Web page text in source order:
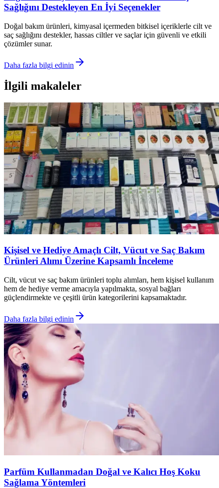
Sağlığını Destekleyen En İyi Seçenekler
Doğal bakım ürünleri, kimyasal içermeden bitkisel içeriklerle cilt ve
saç sağlığını destekler, hassas ciltler ve saçlar için güvenli ve etkili
çözümler sunar.
Daha fazla bilgi edinin
İlgili makaleler
Kişisel ve Hediye Amaçlı Cilt, Vücut ve Saç Bakım
Ürünleri Alımı Üzerine Kapsamlı İnceleme
Cilt, vücut ve saç bakım ürünleri toplu alımları, hem kişisel kullanım
hem de hediye verme amacıyla yapılmakta, sosyal bağları
güçlendirmekte ve çeşitli ürün kategorilerini kapsamaktadır.
Daha fazla bilgi edinin
Parfüm Kullanmadan Doğal ve Kalıcı Hoş Koku
Sağlama Yöntemleri